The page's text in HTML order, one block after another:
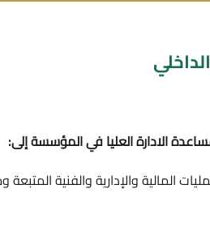
العليا في المؤسسة إلى:
والإدارية والفنية المتبعة ومدى